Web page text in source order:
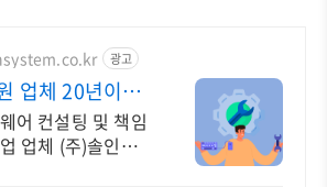
광고
업체 20년이상
어 컨설팅 및 책임
업체 (주)솔인시